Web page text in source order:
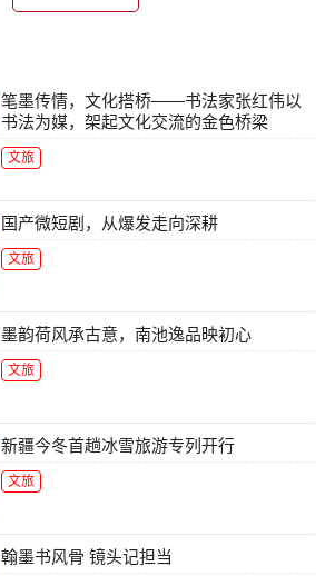
笔墨传情，文化搭桥——书法家张红伟以
书法为媒，架起文化交流的金色桥梁
文旅
国产微短剧，从爆发走向深耕
文旅
墨韵荷风承古意，南池逸品映初心
文旅
新疆今冬首趟冰雪旅游专列开行
文旅
翰墨书风骨 镜头记担当